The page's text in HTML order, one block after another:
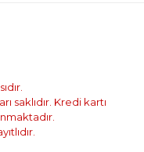
saklıdır. Kredi kartı